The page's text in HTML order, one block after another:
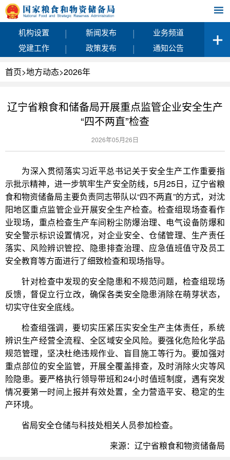
机构设置 | 新闻发布 |
业务频道
党建工作
| 政策发布 | 通知公告
首页>地方动态>2026年
辽宁省粮食和储备局开展重点监管企业安全生产
“四不两直”检查
2026年05月26日
为深入贯彻落实习近平总书记关于安全生产工作重要指
示批示精神，进一步筑牢生产安全防线，5月25日，辽宁省粮
食和物资储备局主要负责同志带队以“四不两直”的方式，对沈
阳地区重点监管企业开展安全生产检查。检查组现场查看作
业现场，重点检查生产车间粉尘防爆治理、电气设备防爆和
安全警示标识设置情况，对企业安全、仓储管理、生产责任
落实、风险辨识管控、隐患排查治理、应急值班值守及员工
安全教育等方面进行了细致检查和现场指导。
针对检查中发现的安全隐患和不规范问题，检查组现场
反馈，督促立行立改，确保各类安全隐患消除在萌芽状态，
切实守住安全底线。
检查组强调，要切实压紧压实安全生产主体责任，系统
辨识生产经营全流程、全区域安全风险。要强化危险化学品
规范管理，坚决杜绝违规作业、盲目施工等行为。要加强对
重点部位的安全监管，开展全覆盖排查，及时消除火灾等风
险隐患。要严格执行领导带班和24小时值班制度，遇有突发
情况要第一时间上报并有效处置，全力营造平安、稳定的生
产环境。
省局安全仓储与科技处相关人员参加检查。
来源：辽宁省粮食和物资储备局